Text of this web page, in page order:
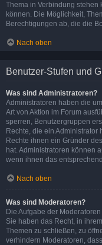
Thema in Verbindung stehen
können. Die Möglichkeit,
Berechtigungen ab, die die
Nach oben
Benutzer-Stufen und
Was sind Administratoren?
Administratoren haben die
Art von Aktion im Forum
sperren, Benutzergruppen
Rechte, die ein
Rechte ihnen ein Gründer
hat. Administratoren können
wenn ihnen das
Nach oben
Was sind Moderatoren?
Die Aufgabe der
Sie haben das Recht, in
Themen zu schließen, zu
verhindern Moderatoren,